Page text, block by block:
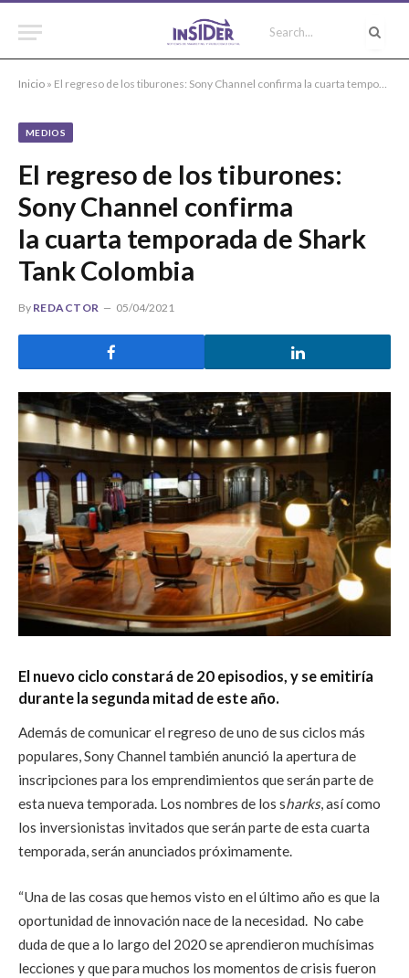
Inicio » El regreso de los tiburones: Sony Channel confirma la cuarta temporada de Shark Tank Colombia
MEDIOS
El regreso de los tiburones:
Sony Channel confirma
la cuarta temporada de Shark
Tank Colombia
By REDACTOR 05/04/2021
El nuevo ciclo constará de 20 episodios, y se emitiría
durante la segunda mitad de este año.
Además de comunicar el regreso de uno de sus ciclos más
populares, Sony Channel también anunció la apertura de
inscripciones para los emprendimientos que serán parte de
esta nueva temporada. Los nombres de los sharks, así como
los inversionistas invitados que serán parte de esta cuarta
temporada, serán anunciados próximamente.
“Una de las cosas que hemos visto en el último año es que la
oportunidad de innovación nace de la necesidad. No cabe
duda de que a lo largo del 2020 se aprendieron muchísimas
lecciones y que para muchos los momentos de crisis fueron